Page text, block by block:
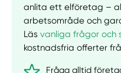
anlita ett elföretag –
arbetsområde och
Läsvanliga frågor och
kostnadsfria offerter
Fråga alltid